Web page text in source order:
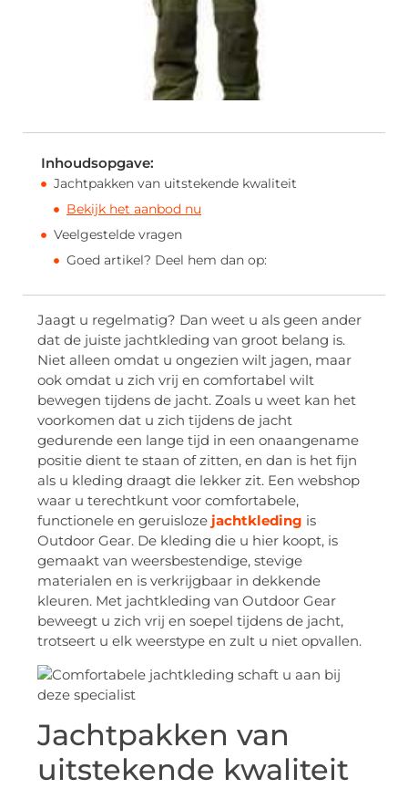
Inhoudsopgave:
Jachtpakken van uitstekende kwaliteit
Bekijk het aanbod nu
Veelgestelde vragen
Goed artikel? Deel hem dan op:
Jaagt u regelmatig? Dan weet u als geen ander
dat de juiste jachtkleding van groot belang is.
Niet alleen omdat u ongezien wilt jagen, maar
ook omdat u zich vrij en comfortabel wilt
bewegen tijdens de jacht. Zoals u weet kan het
voorkomen dat u zich tijdens de jacht
gedurende een lange tijd in een onaangename
positie dient te staan of zitten, en dan is het fijn
als u kleding draagt die lekker zit. Een webshop
waar u terechtkunt voor comfortabele,
functionele en geruisloze jachtkleding is
Outdoor Gear. De kleding die u hier koopt, is
gemaakt van weersbestendige, stevige
materialen en is verkrijgbaar in dekkende
kleuren. Met jachtkleding van Outdoor Gear
beweegt u zich vrij en soepel tijdens de jacht,
trotseert u elk weerstype en zult u niet opvallen.
Jachtpakken van
uitstekende kwaliteit